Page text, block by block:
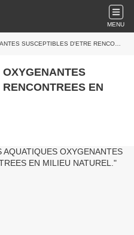
MENU
D'ETRE RENCONTREES EN MILIEU NATUREL.
EN